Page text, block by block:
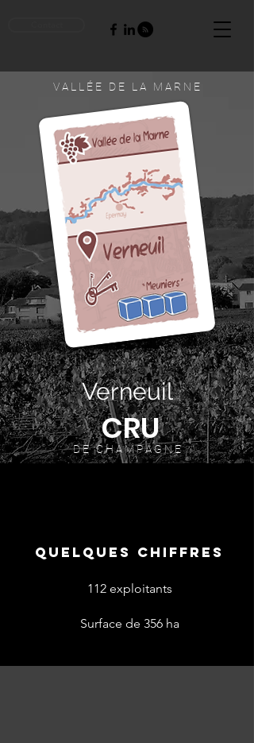
V A L L É E D E L A M A R N E
Verneuil
CRU
D E C H A M P A G N E
QUELQUES CHIFFRES
112exploitants
Surface de 356 ha